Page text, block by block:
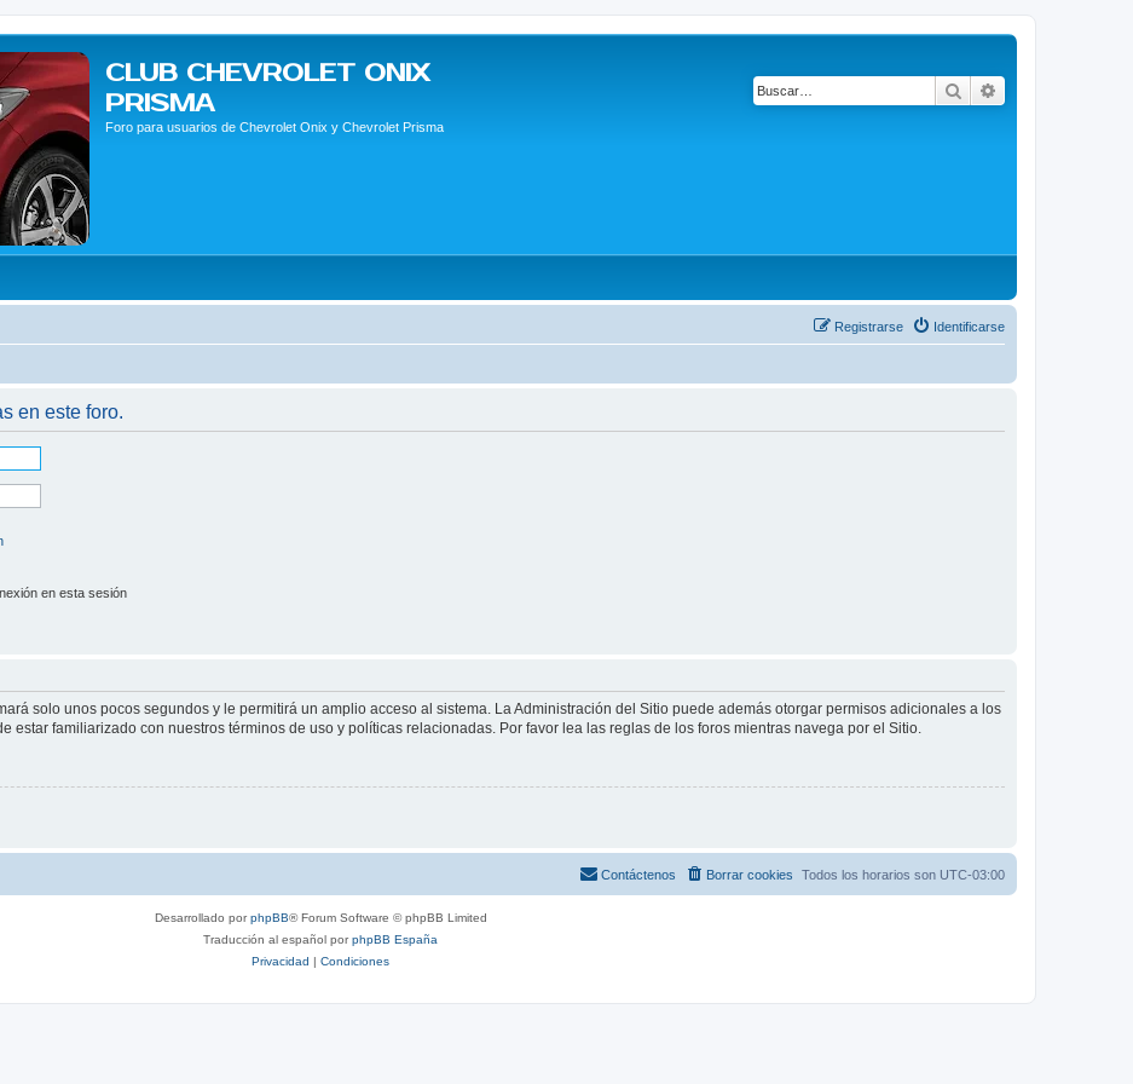
CLUB CHEVROLET ONIX
PRISMA
Foro para usuarios de Chevrolet Onix y Chevrolet Prisma
Buscar
Identificarse
Registrarse
en este foro.
en esta sesión
solo unos pocos segundos y le permitirá un amplio acceso al sistema. La Administración del Sitio puede además otorgar permisos adicionales a los
estar familiarizado con nuestros términos de uso y políticas relacionadas. Por favor lea las reglas de los foros mientras navega por el Sitio.
Todos los horarios son UTC-03:00
Borrar cookies
Contáctenos
Desarrollado porphpBB® Forum Software © phpBB Limited
Traducción al español porphpBB España
Privacidad | Condiciones